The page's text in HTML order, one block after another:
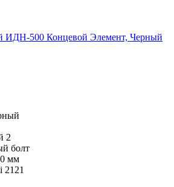
ИДН-500 Концевой Элемент, Черный
2
болт
мм
2121